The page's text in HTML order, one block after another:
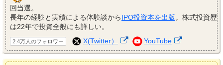
回当選。
長年の経験と実績による体験談からIPO投資本を出版。株式投資歴
は22年で投資全般にも詳しい。
2.4万人のフォロワー X(Twitter） YouTube